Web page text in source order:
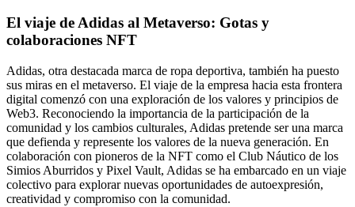
El viaje de Adidas al Metaverso: Gotas y
colaboraciones NFT
Adidas, otra destacada marca de ropa deportiva, también ha puesto
sus miras en el metaverso. El viaje de la empresa hacia esta frontera
digital comenzó con una exploración de los valores y principios de
Web3. Reconociendo la importancia de la participación de la
comunidad y los cambios culturales, Adidas pretende ser una marca
que defienda y represente los valores de la nueva generación. En
colaboración con pioneros de la NFT como el Club Náutico de los
Simios Aburridos y Pixel Vault, Adidas se ha embarcado en un viaje
colectivo para explorar nuevas oportunidades de autoexpresión,
creatividad y compromiso con la comunidad.